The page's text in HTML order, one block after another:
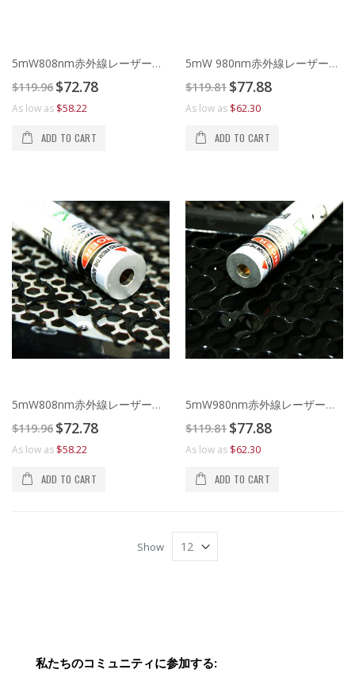
5mW808nm赤外線レーザーポインター
$119.96 Special
Price
$72.78
As low as $58.22
ADD TO CART
5mW 980nm赤外線レーザーポインター
$119.81 Special
Price
$77.88
As low as $62.30
ADD TO CART
5mW808nm赤外線レーザーポインター
$119.96 Special
Price
$72.78
As low as $58.22
ADD TO CART
5mW980nm赤外線レーザーポインター
$119.81 Special
Price
$77.88
As low as $62.30
ADD TO CART
Show
私たちのコミュニティに参加する: